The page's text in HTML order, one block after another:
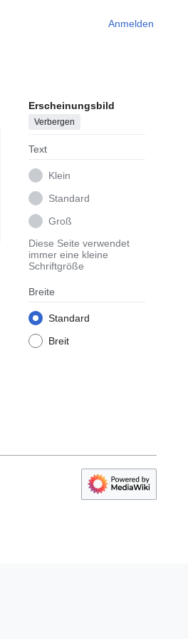
Anmelden
Erscheinungsbild
Verbergen
Text
Klein
Standard
Groß
Diese Seite verwendet
immer eine kleine
Schriftgröße
Breite
Standard
Breit